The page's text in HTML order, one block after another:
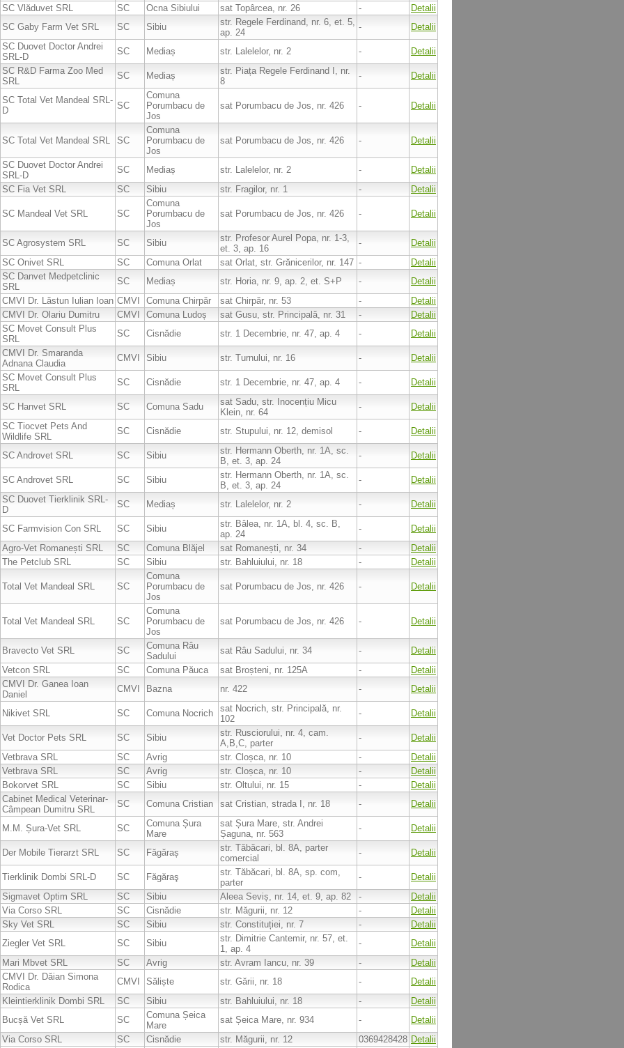
SC Vlăduvet SRL
SC Ocna Sibiului sat Topârcea, nr. 26 -
Detalii
SC Gaby Farm Vet SRL
SC Sibiu
str. Regele Ferdinand, nr. 6, et. 5,
ap. 24
-
Detalii
SC Duovet Doctor Andrei
SRL-D
SC Mediaș str. Lalelelor, nr. 2 -
Detalii
SC R&D Farma Zoo Med
SRL
SC Mediaș
str. Piața Regele Ferdinand I, nr.
8
- Detalii
SC Total Vet Mandeal SRL-
D
SC
Comuna
Porumbacu de
Jos
sat Porumbacu de Jos, nr. 426 - Detalii
SC Total Vet Mandeal SRL SC
Comuna
Porumbacu de
Jos
sat Porumbacu de Jos, nr. 426 - Detalii
SC Duovet Doctor Andrei
SRL-D
SC Mediaș str. Lalelelor, nr. 2 -
Detalii
SC Fia Vet SRL
SC Sibiu str. Fragilor, nr. 1 - Detalii
SC Mandeal Vet SRL SC
Comuna
Porumbacu de
Jos
sat Porumbacu de Jos, nr. 426 - Detalii
SC Agrosystem SRL SC Sibiu
str. Profesor Aurel Popa, nr. 1-3,
et. 3, ap. 16
-
Detalii
SC Onivet SRL
SC Comuna Orlat sat Orlat, str. Grănicerilor, nr. 147 -
Detalii
SC Danvet Medpetclinic
SRL
SC Mediaș str. Horia, nr. 9, ap. 2, et. S+P -
Detalii
CMVI Dr. Lăstun Iulian Ioan CMVI Comuna Chirpăr sat Chirpăr, nr. 53 -
Detalii
CMVI Dr. Olariu Dumitru
CMVI Comuna Ludoș sat Gusu, str. Principală, nr. 31 -
Detalii
SC Movet Consult Plus
SRL
SC Cisnădie str. 1 Decembrie, nr. 47, ap. 4 -
Detalii
CMVI Dr. Smaranda
Adnana Claudia
CMVI Sibiu str. Turnului, nr. 16 -
Detalii
SC Movet Consult Plus
SRL
SC Cisnădie str. 1 Decembrie, nr. 47, ap. 4 - Detalii
SC Hanvet SRL SC Comuna Sadu
sat Sadu, str. Inocențiu Micu
Klein, nr. 64
-
Detalii
SC Tiocvet Pets And
Wildlife SRL
SC Cisnădie str. Stupului, nr. 12, demisol - Detalii
SC Androvet SRL SC Sibiu
str. Hermann Oberth, nr. 1A, sc.
B, et. 3, ap. 24
- Detalii
SC Androvet SRL SC Sibiu
str. Hermann Oberth, nr. 1A, sc.
B, et. 3, ap. 24
-
Detalii
SC Duovet Tierklinik SRL-
D
SC Mediaș str. Lalelelor, nr. 2 - Detalii
SC Farmvision Con SRL SC Sibiu
str. Bâlea, nr. 1A, bl. 4, sc. B,
ap. 24
-
Detalii
Agro-Vet Romanești SRL
SC Comuna Blăjel sat Romanești, nr. 34 -
Detalii
The Petclub SRL
SC Sibiu str. Bahluiului, nr. 18 - Detalii
Total Vet Mandeal SRL SC
Comuna
Porumbacu de
Jos
sat Porumbacu de Jos, nr. 426 - Detalii
Total Vet Mandeal SRL SC
Comuna
Porumbacu de
Jos
sat Porumbacu de Jos, nr. 426 - Detalii
Bravecto Vet SRL SC
Comuna Râu
Sadului
sat Râu Sadului, nr. 34 -
Detalii
Vetcon SRL
SC Comuna Păuca sat Broșteni, nr. 125A -
Detalii
CMVI Dr. Ganea Ioan
Daniel
CMVI Bazna nr. 422 - Detalii
Nikivet SRL SC Comuna Nocrich
sat Nocrich, str. Principală, nr.
102
- Detalii
Vet Doctor Pets SRL SC Sibiu
str. Rusciorului, nr. 4, cam.
A,B,C, parter
-
Detalii
Vetbrava SRL
SC Avrig str. Cloșca, nr. 10 -
Detalii
Vetbrava SRL
SC Avrig str. Cloșca, nr. 10 -
Detalii
Bokorvet SRL
SC Sibiu str. Oltului, nr. 15 -
Detalii
Cabinet Medical Veterinar-
Câmpean Dumitru SRL
SC Comuna Cristian sat Cristian, strada I, nr. 18 - Detalii
M.M. Șura-Vet SRL SC
Comuna Șura
Mare
sat Șura Mare, str. Andrei
Șaguna, nr. 563
- Detalii
Der Mobile Tierarzt SRL SC Făgăraș
str. Tăbăcari, bl. 8A, parter
comercial
- Detalii
Tierklinik Dombi SRL-D SC Făgăraş
str. Tăbăcari, bl. 8A, sp. com,
parter
-
Detalii
Sigmavet Optim SRL
SC Sibiu Aleea Seviș, nr. 14, et. 9, ap. 82 -
Detalii
Via Corso SRL
SC Cisnădie str. Măgurii, nr. 12 -
Detalii
Sky Vet SRL
SC Sibiu str. Constituției, nr. 7 -
Detalii
Ziegler Vet SRL
SC Sibiu
str. Dimitrie Cantemir, nr. 57, et.
1, ap. 4
-
Detalii
Mari Mbvet SRL
SC Avrig str. Avram Iancu, nr. 39 -
Detalii
CMVI Dr. Dăian Simona
Rodica
CMVI Săliște str. Gării, nr. 18 -
Detalii
Kleintierklinik Dombi SRL
SC Sibiu str. Bahluiului, nr. 18 -
Detalii
Bucșă Vet SRL
SC
Comuna Șeica
Mare
sat Șeica Mare, nr. 934 -
Detalii
Via Corso SRL
SC Cisnădie str. Măgurii, nr. 12 0369428428 Detalii